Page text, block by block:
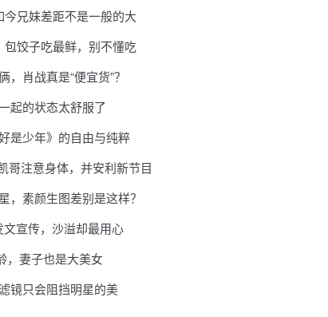
兄妹差距不是一般的大
饺子吃最鲜，别不懂吃
肖战真是“便宜货”？
起的状态太舒服了
是少年》的自由与纯粹
哥注意身体，并安利新节目
，素颜生图差别是这样？
宣传，沙溢却最用心
，妻子也是大美女
镜只会阻挡明星的美